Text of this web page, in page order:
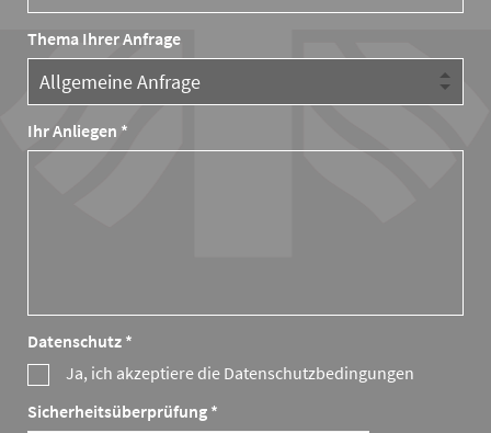
Thema Ihrer Anfrage
Ihr Anliegen *
Datenschutz *
Ja, ich akzeptiere die Datenschutzbedingungen
Sicherheitsüberprüfung *